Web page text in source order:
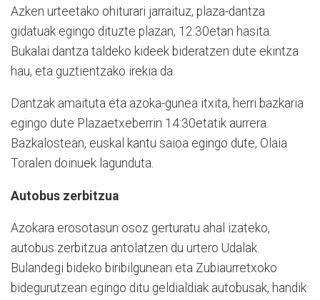
Azken urteetako ohiturari jarraituz, plaza-dantza
gidatuak egingo dituzte plazan, 12:30etan hasita.
Bukalai dantza taldeko kideek bideratzen dute ekintza
hau, eta guztientzako irekia da.
Dantzak amaituta eta azoka-gunea itxita, herri bazkaria
egingo dute Plazaetxeberrin 14:30etatik aurrera.
Bazkalostean, euskal kantu saioa egingo dute, Olaia
Toralen doinuek lagunduta.
Autobus zerbitzua
Azokara erosotasun osoz gerturatu ahal izateko,
autobus zerbitzua antolatzen du urtero Udalak.
Bulandegi bideko biribilgunean eta Zubiaurretxoko
bidegurutzean egingo ditu geldialdiak autobusak, handik